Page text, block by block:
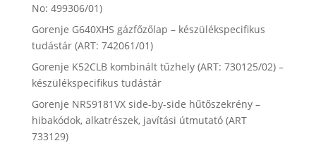
No: 499306/01)
Gorenje G640XHS gázfőzőlap – készülékspecifikus
tudástár (ART: 742061/01)
Gorenje K52CLB kombinált tűzhely (ART: 730125/02) –
készülékspecifikus tudástár
Gorenje NRS9181VX side-by-side hűtőszekrény –
hibakódok, alkatrészek, javítási útmutató (ART
733129)